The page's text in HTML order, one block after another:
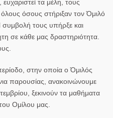
τα μέλη, τους
όσους στήριξαν τον Όμιλό
τους υπήρξε και
σε κάθε μας δραστηριότητα.
στην οποία ο Όμιλός
παρουσίας, ανακοινώνουμε
ξεκινούν τα μαθήματα
Ομίλου μας.